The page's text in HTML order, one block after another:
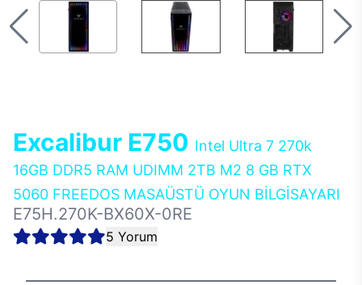
Excalibur E750 Intel Ultra 7 270k
16GB DDR5 RAM UDIMM 2TB M2 8 GB RTX
5060 FREEDOS MASAÜSTÜ OYUN BİLGİSAYARI
E75H.270K-BX60X-0RE
5 Yorum